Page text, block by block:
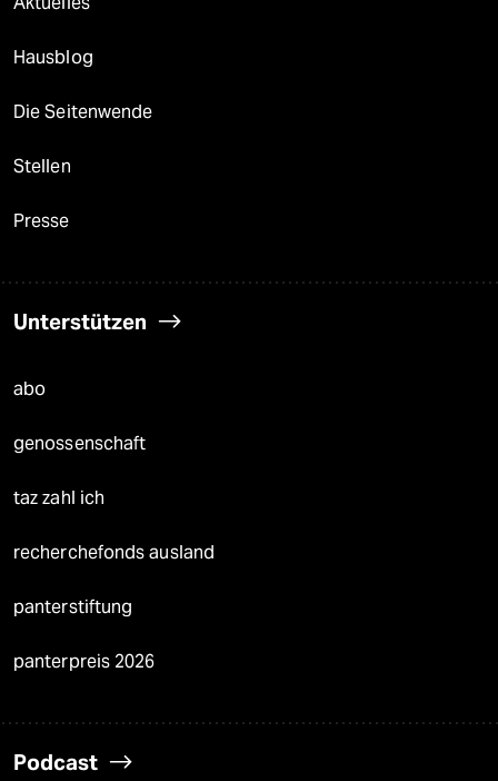
Hausblog
Die Seitenwende
Stellen
Presse
Unterstützen
abo
genossenschaft
taz zahl ich
recherchefonds ausland
panterstiftung
panterpreis 2026
Podcast